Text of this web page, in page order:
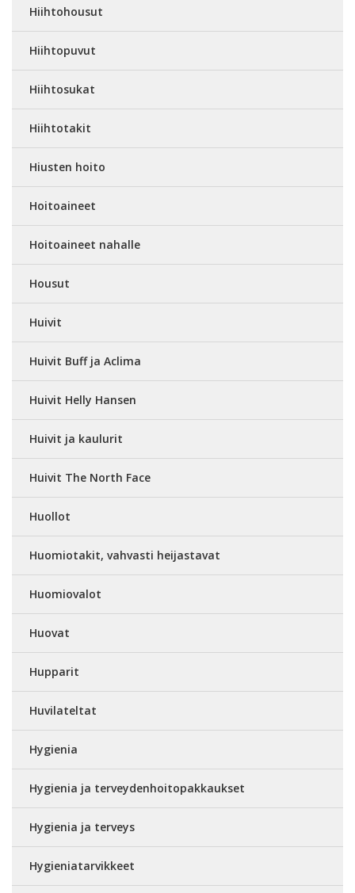
Hiihtohousut
Hiihtopuvut
Hiihtosukat
Hiihtotakit
Hiusten hoito
Hoitoaineet
Hoitoaineet nahalle
Housut
Huivit
Huivit Buff ja Aclima
Huivit Helly Hansen
Huivit ja kaulurit
Huivit The North Face
Huollot
Huomiotakit, vahvasti heijastavat
Huomiovalot
Huovat
Hupparit
Huvilateltat
Hygienia
Hygienia ja terveydenhoitopakkaukset
Hygienia ja terveys
Hygieniatarvikkeet